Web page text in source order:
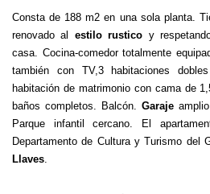
Consta de 188 m2 en una sola planta.
renovado al estilo rustico y
casa. Cocina-comedor totalmente
también con TV,3 habitaciones
habitación de matrimonio con cama de
baños completos. Balcón.Garaje
Parque infantil cercano. El
Departamento de Cultura y Turismo del
Llaves.